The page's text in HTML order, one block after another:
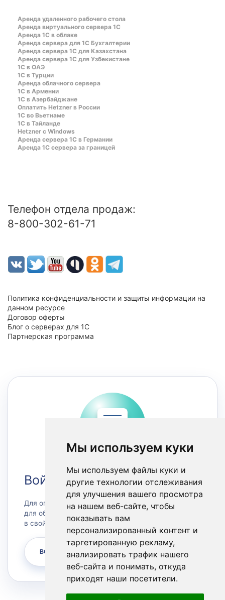
Мы используем куки
Мы используем файлы куки и
другие технологии отслеживания
для улучшения вашего просмотра
на нашем веб-сайте, чтобы
показывать вам
персонализированный контент и
таргетированную рекламу,
анализировать трафик нашего
веб-сайта и понимать, откуда
приходят наши посетители.
Аренда удаленного рабочего стола
Аренда виртуального сервера 1С
Аренда 1С в облаке
Аренда сервера для 1С Бухгалтерии
Аренда сервера 1С для Казахстана
Аренда сервера 1С для Узбекистане
1C в ОАЭ
1C в Турции
Аренда облачного сервера
1С в Армении
1С в Азербайджане
Оплатить Hetzner в России
1С во Вьетнаме
1С в Тайланде
Hetzner c Windows
Аренда сервера 1С в Германии
Аренда 1С сервера за границей
Телефон отдела продаж:
8-800-302-61-71
Политика конфиденциальности и защиты информации на
данном ресурсе
Договор оферты
Блог о серверах для 1С
Партнерская программа
Войти в Личный кабинет
Для оплаты счетов или заказа сервера, а также
для обращения в техническую поддержку зайдите
в свой личный кабинет.
ВОЙТИ